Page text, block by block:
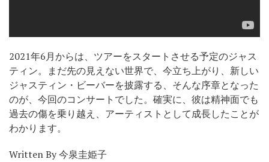
2021年6月からは、ツアーをスタートさせる予定のジャス
ティン。まだ先の見えない世界で、今立ち上がり、新しい
ジャスティン・ビーバーを披露する、そんな序章となった
のが、今回のコンサートでした。確実に、彼は精神面でも
過去の傷を乗り越え、アーティストとして成長したことが
わかります。
Written By 今泉圭姫子